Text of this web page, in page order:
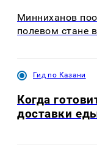
Минниханов
полевом стане
Гид по Казани
Когда
доставки